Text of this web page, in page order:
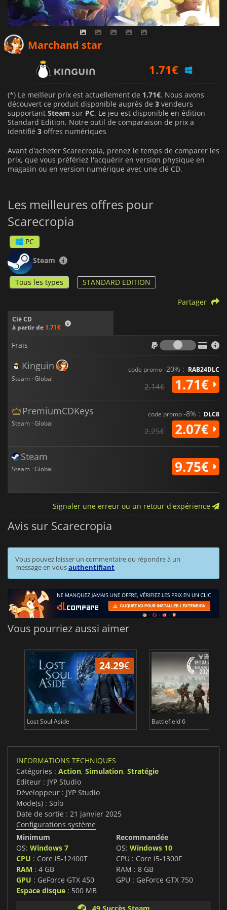
Marchand star
1.71€
2.07€
9.75€
(*) Le meilleur prix est actuellement de 1.71€. Nous avons
découvert ce produit disponible auprès de 3 vendeurs
supportant Steam sur PC. Le jeu est disponible en édition
Standard Edition. Notre outil de comparaison de prix a
identifié 3 offres numériques
Avant d'acheter Scarecropia, prenez le temps de comparer les
prix, que vous préfériez l'acquérir en version physique en
magasin ou en version numérique avec une clé CD.
Les meilleures offres pour
Scarecropia
PC
Steam
Tous les types STANDARD EDITION
Clé CD
à partir de 1.71€
Partager
Frais
Frais
Kinguin
Steam · Global
code promo-20% : RAB24DLC
2.14€ 1.71€
PremiumCDKeys
Steam · Global
code promo-8% : DLC8
2.25€ 2.07€
Steam
Steam · Global 9.75€
Signaler une erreur ou un retour d'expérience
Avis sur Scarecropia
Vous pouvez laisser un commentaire ou répondre à un
message en vousauthentifiant
Vous pourriez aussi aimer
24.29€
Lost Soul Aside Battlefield 6
INFORMATIONS TECHNIQUES
Catégories : Action, Simulation, Stratégie
Editeur : JYP Studio
Développeur : JYP Studio
Mode(s) : Solo
Date de sortie : 21 janvier 2025
Configurations système
Minimum
OS: Windows 7
CPU : Core i5-12400T
RAM : 4 GB
GPU : GeForce GTX 450
Espace disque : 500 MB
Recommandée
OS: Windows 10
CPU : Core i5-1300F
RAM : 8 GB
GPU : GeForce GTX 750